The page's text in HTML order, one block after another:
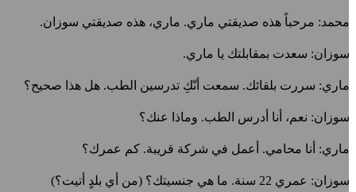
محمد: مرحباً هذه صديقتي ماري. ماري، هذه صديقتي سوزان.
سوزان: سعدت بمقابلتك يا ماري.
ماري: سررت بلقائك. سمعت أنّكِ تدرسين الطب. هل هذا صحيح؟
سوزان: نعم، أنا أدرس الطب. وماذا عنك؟
ماري: أنا محامي. أعمل في شركة قريبة. كم عمرك؟
سوزان: عمري 22 سنة. ما هي جنسيتك؟ (من أي بلدٍ أتيت؟)